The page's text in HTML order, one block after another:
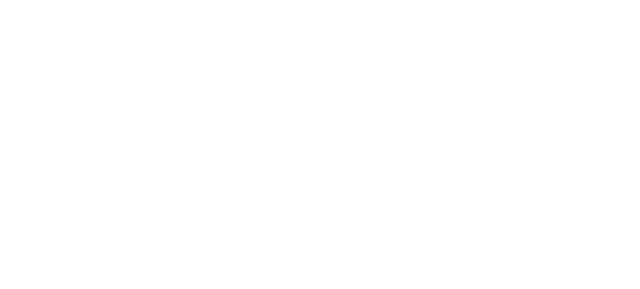
een jerrycan schud en paar
omhoog te
Ik ben erg tevreden
die een product zoekt om